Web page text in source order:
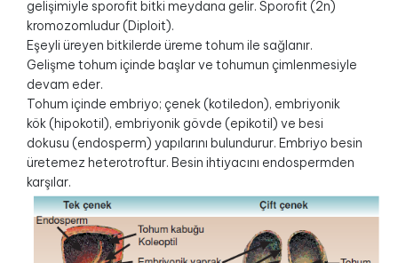
gelişimiyle sporofit bitki meydana gelir. Sporofit (2n)
kromozomludur (Diploit).
Eşeyli üreyen bitkilerde üreme tohum ile sağlanır.
Gelişme tohum içinde başlar ve tohumun çimlenmesiyle
devam eder.
Tohum içinde embriyo; çenek (kotiledon), embriyonik
kök (hipokotil), embriyonik gövde (epikotil) ve besi
dokusu (endosperm) yapılarını bulundurur. Embriyo besin
üretemez heterotroftur. Besin ihtiyacını endospermden
karşılar.